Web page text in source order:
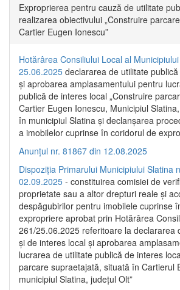
Exproprierea pentru cauză de utilitate
realizarea obiectivului „Construire
Cartier Eugen Ionescu”
Hotărârea Consiliului Local al
25.06.2025 declararea de utilitate
și aprobarea amplasamentului pentru
publică de interes local „Construire
Cartier Eugen Ionescu, Municipiul
în municipiul Slatina și declanșarea
a imobilelor cuprinse în coridorul de
Anunțul nr. 81867 din 12.08.2025
Dispoziția Primarului Municipiului Slatina
02.09.2025 - constituirea comisiei de
proprietate sau a altor drepturi reale și
despăgubirilor pentru imobilele cuprinse
expropriere aprobat prin Hotărârea
261/25.06.2025 referitoare la declararea
și de interes local și aprobarea
lucrarea de utilitate publică de interes
parcare supraetajată, situată în Cartierul
municipiul Slatina, județul Olt”